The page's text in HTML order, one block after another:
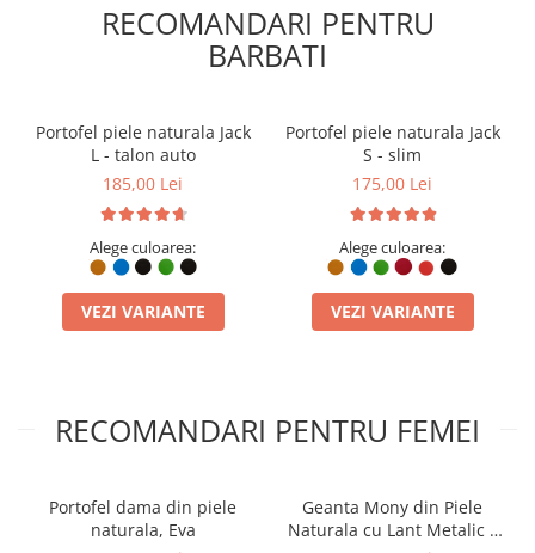
RECOMANDARI PENTRU
BARBATI
Portofel piele naturala Jack
L - talon auto
185,00 Lei
Alege culoarea:
VEZI VARIANTE
Portofel piele naturala Jack
S - slim
175,00 Lei
Alege culoarea:
VEZI VARIANTE
RECOMANDARI PENTRU FEMEI
Portofel dama din piele
naturala, Eva
Geanta Mony din Piele
Naturala cu Lant Metalic –